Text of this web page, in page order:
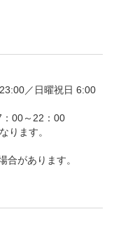
／日曜祝日 6:00
00～22：00
ります。
があります。